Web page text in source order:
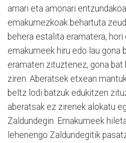
amari eta amonari
emakumezkoak behartuta
behera estalita eramatera,
emakumeek hiru edo lau gona
eramaten zituztenez, gona bat
ziren. Aberatsek etxean
beltz lodi batzuk edukitzen
aberatsak ez zirenek alokatu
Zaldundegin. Emakumeek
lehenengo Zaldundegitik